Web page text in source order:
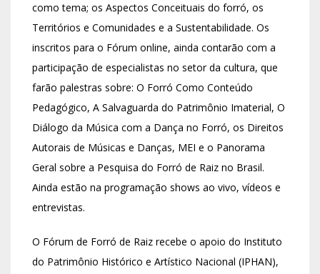
como tema; os Aspectos Conceituais do forró, os
Territórios e Comunidades e a Sustentabilidade. Os
inscritos para o Fórum online, ainda contarão com a
participação de especialistas no setor da cultura, que
farão palestras sobre: O Forró Como Conteúdo
Pedagógico, A Salvaguarda do Patrimônio Imaterial, O
Diálogo da Música com a Dança no Forró, os Direitos
Autorais de Músicas e Danças, MEI e o Panorama
Geral sobre a Pesquisa do Forró de Raiz no Brasil.
Ainda estão na programação shows ao vivo, vídeos e
entrevistas.
O Fórum de Forró de Raiz recebe o apoio do Instituto
do Patrimônio Histórico e Artístico Nacional (IPHAN),